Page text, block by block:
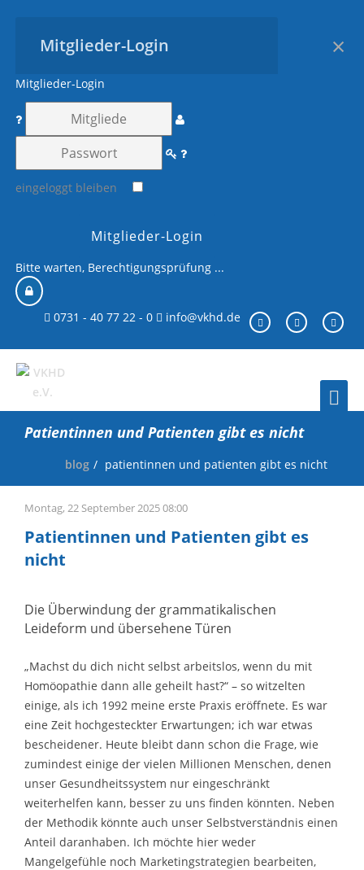
Mitglieder-Login
Mitglieder-Login
eingeloggt bleiben
Mitglieder-Login
Bitte warten, Berechtigungsprüfung ...
×
0731 - 40 77 22 - 0 info@vkhd.de
Patientinnen und Patienten gibt es nicht
blog patientinnen und patienten gibt es nicht
Montag, 22 September 2025 08:00
Patientinnen und Patienten gibt es
nicht
Die Überwindung der grammatikalischen
Leideform und übersehene Türen
„Machst du dich nicht selbst arbeitslos, wenn du mit
Homöopathie dann alle geheilt hast?“ – so witzelten
einige, als ich 1992 meine erste Praxis eröffnete. Es war
eine Zeit hochgesteckter Erwartungen; ich war etwas
bescheidener. Heute bleibt dann schon die Frage, wie
zumindest einige der vielen Millionen Menschen, denen
unser Gesundheitssystem nur eingeschränkt
weiterhelfen kann, besser zu uns finden könnten. Neben
der Methodik könnte auch unser Selbstverständnis einen
Anteil daranhaben. Ich möchte hier weder
Mangelgefühle noch Marketingstrategien bearbeiten,